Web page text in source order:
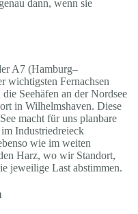
dann, wenn sie
A7 (Hamburg–
wichtigsten Fernachsen
Seehäfen an der Nordsee
in Wilhelmshaven. Diese
macht für uns planbare
Industriedreieck
wie im weiten
Harz, wo wir Standort,
jeweilige Last abstimmen.